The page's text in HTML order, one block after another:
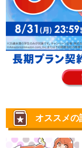
オススメの